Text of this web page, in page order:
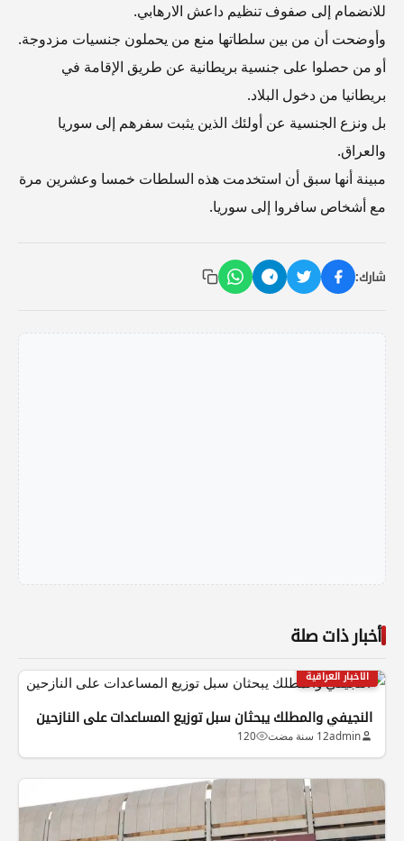
للانضمام إلى صفوف تنظيم داعش الارهابي.
وأوضحت أن من بين سلطاتها منع من يحملون جنسيات مزدوجة.
أو من حصلوا على جنسية بريطانية عن طريق الإقامة في
بريطانيا من دخول البلاد.
بل ونزع الجنسية عن أولئك الذين يثبت سفرهم إلى سوريا
والعراق.
مبينة أنها سبق أن استخدمت هذه السلطات خمسا وعشرين مرة
مع أشخاص سافروا إلى سوريا.
شارك:
أخبار ذات صلة
الاخبار العراقية
النجيفي والمطلك يبحثان سبل توزيع المساعدات على النازحين
admin12 سنة مضت 120